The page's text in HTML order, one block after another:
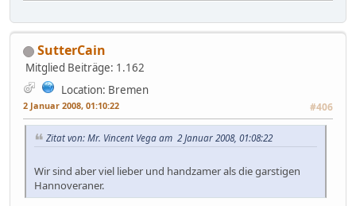
SutterCain
Mitglied Beiträge: 1.162
Location: Bremen
2 Januar 2008, 01:10:22 #406
Zitat von: Mr. Vincent Vega am 2 Januar 2008, 01:08:22
Wir sind aber viel lieber und handzamer als die garstigen
Hannoveraner.